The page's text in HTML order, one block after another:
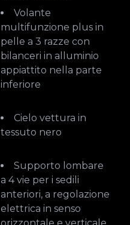
Volante
multifunzione plus in
pelle a 3 razze con
bilanceri in alluminio
appiattito nella parte
inferiore
Cielo vettura in
tessuto nero
Supporto lombare
a 4 vie per i sedili
anteriori, a regolazione
elettrica in senso